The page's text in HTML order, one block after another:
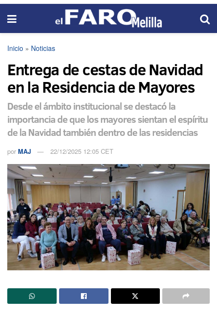
Inicio » Noticias
Entrega de cestas de Navidad
en la Residencia de Mayores
Desde el ámbito institucional se destacó la
importancia de que los mayores sientan el espíritu
de la Navidad también dentro de las residencias
por MAJ 22/12/2025 12:05 CET